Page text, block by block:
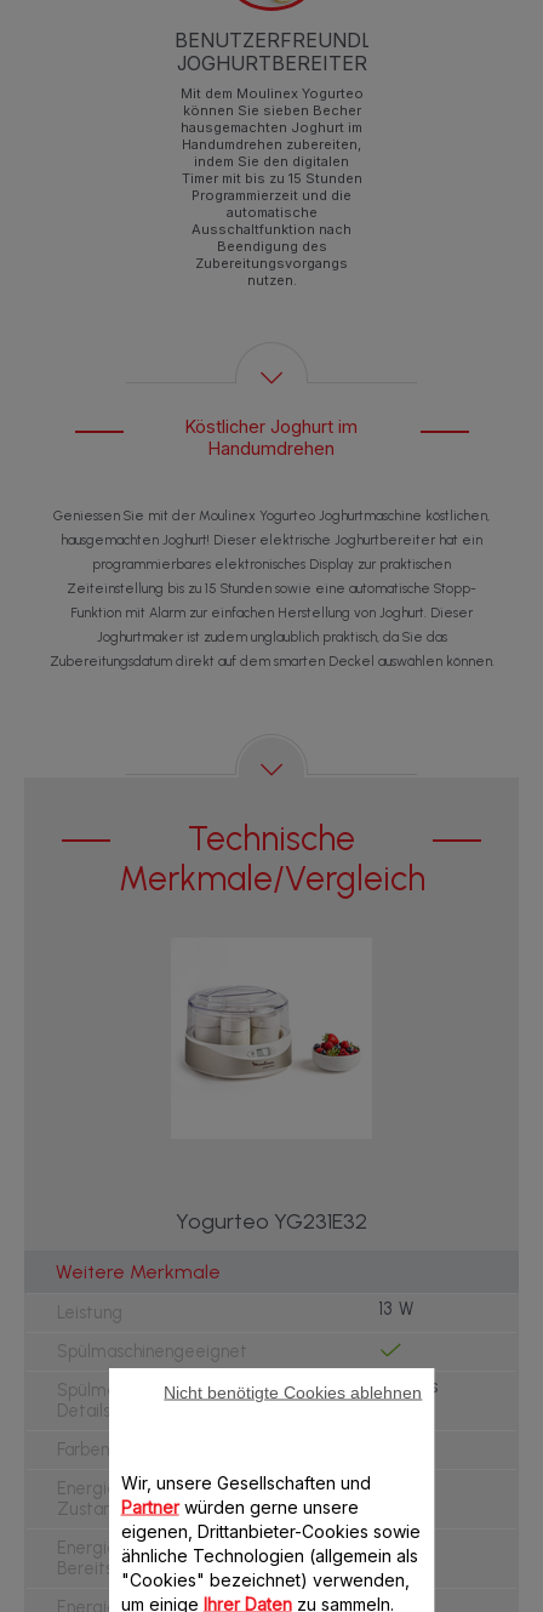
BENUTZERFREUNDLICHER
JOGHURTBEREITER
Mit dem Moulinex Yogurteo
können Sie sieben Becher
hausgemachten Joghurt im
Handumdrehen zubereiten,
indem Sie den digitalen
Timer mit bis zu 15 Stunden
Programmierzeit und die
automatische
Ausschaltfunktion nach
Beendigung des
Zubereitungsvorgangs
nutzen.
Köstlicher Joghurt im
Handumdrehen
Geniessen Sie mit der Moulinex Yogurteo Joghurtmaschine köstlichen,
hausgemachten Joghurt! Dieser elektrische Joghurtbereiter hat ein
programmierbares elektronisches Display zur praktischen
Zeiteinstellung bis zu 15 Stunden sowie eine automatische Stopp-
Funktion mit Alarm zur einfachen Herstellung von Joghurt. Dieser
Joghurtmaker ist zudem unglaublich praktisch, da Sie das
Zubereitungsdatum direkt auf dem smarten Deckel auswählen können.
Technische
Merkmale/Vergleich
Yogurteo YG231E32
Weitere Merkmale
Leistung
13 W
Spülmaschinengeeignet
Spülmaschinengeeignet -
Details
Jars and lips
Farben
Energieverbrauch - Aus-
Zustand (W)
Energieverbrauch -
Bereitschaftsbetrieb (W)
NA W
Energieverbrauch - NA W
Wir, unsere Gesellschaften und
Partnerwürden gerne unsere
eigenen, Drittanbieter-Cookies sowie
ähnliche Technologien (allgemein als
"Cookies" bezeichnet) verwenden,
um einige Ihrer Datenzu sammeln.
Nicht benötigte Cookies ablehnen